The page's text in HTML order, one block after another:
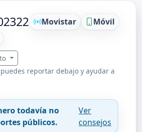
Movistar
Móvil
reportar debajo y ayudar a
todavía no
públicos.
Ver
consejos